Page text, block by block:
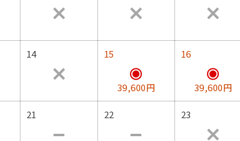
14 15
39,600円
16
39,600円
21 22 23